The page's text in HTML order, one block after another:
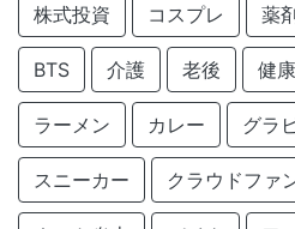
株式投資 コスプレ 薬
BTS 介護 老後 健
ラーメン カレー グラ
スニーカー クラウドファ